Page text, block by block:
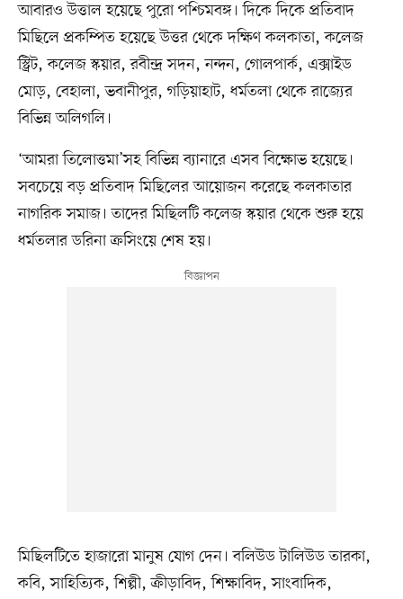
আবারও উত্তাল হয়েছে পুরো পশ্চিমবঙ্গ। দিকে দিকে প্রতিবাদ
মিছিলে প্রকম্পিত হয়েছে উত্তর থেকে দক্ষিণ কলকাতা, কলেজ
স্ট্রিট, কলেজ স্কয়ার, রবীন্দ্র সদন, নন্দন, গোলপার্ক, এক্সাইড
মোড়, বেহালা, ভবানীপুর, গড়িয়াহাট, ধর্মতলা থেকে রাজ্যের
বিভিন্ন অলিগলি।
‘আমরা তিলোত্তমা’সহ বিভিন্ন ব্যানারে এসব বিক্ষোভ হয়েছে।
সবচেয়ে বড় প্রতিবাদ মিছিলের আয়োজন করেছে কলকাতার
নাগরিক সমাজ। তাদের মিছিলটি কলেজ স্কয়ার থেকে শুরু হয়ে
ধর্মতলার ডরিনা ক্রসিংয়ে শেষ হয়।
মিছিলটিতে হাজারো মানুষ যোগ দেন। বলিউড টালিউড তারকা,
কবি, সাহিত্যিক, শিল্পী, ক্রীড়াবিদ, শিক্ষাবিদ, সাংবাদিক,